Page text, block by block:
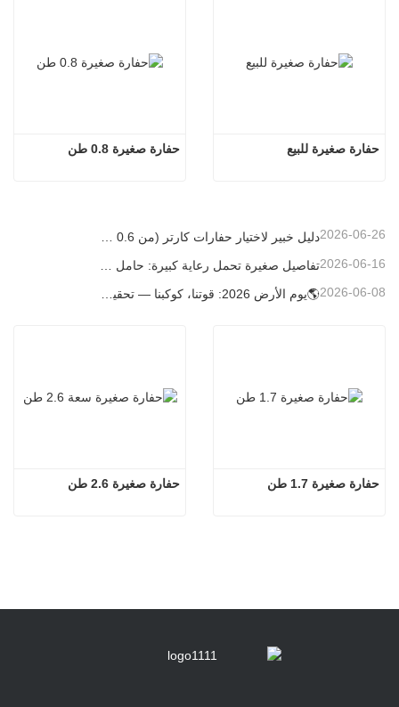
حفارة صغيرة 0.8 طن حفارة صغيرة للبيع
2026-06-26
2026-06-16
🌎يوم الأرض 2026: قوتنا، كوكبنا — تحقيق البناء منخفض الكربون باستخدام حفارات كارتر الصغيرة 2026-06-08
حفارة صغيرة 2.6 طن حفارة صغيرة 1.7 طن